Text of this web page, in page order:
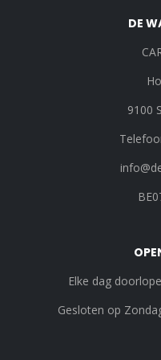
DE
9100
Elke dag
Gesloten op